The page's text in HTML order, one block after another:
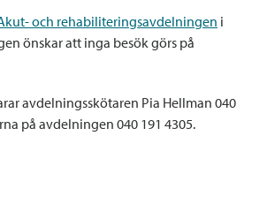
och rehabiliteringsavdelningen i
önskar att inga besök görs på
avdelningsskötaren Pia Hellman 040
på avdelningen 040 191 4305.